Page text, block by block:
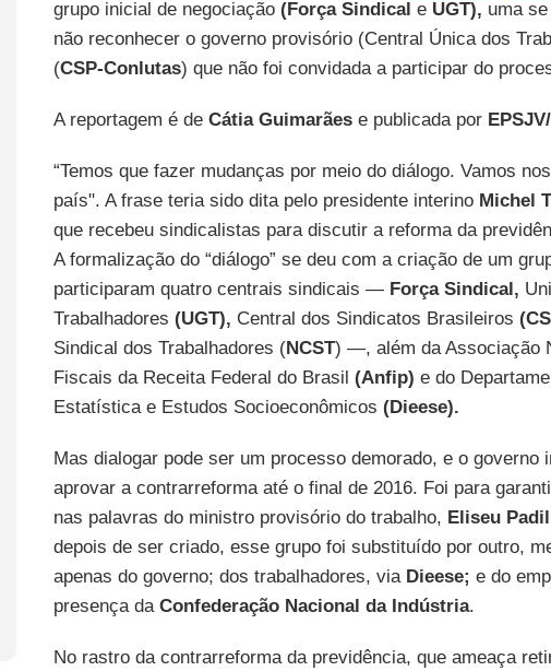
grupo inicial de negociação (Força Sindical e UGT), uma
não reconhecer o governo provisório (Central Única dos
(CSP-Conlutas) que não foi convidada a participar do
A reportagem é deCátia Guimarãese publicada por
“Temos que fazer mudanças por meio do diálogo. Vamos
país". A frase teria sido dita pelo presidente interino Michel
que recebeu sindicalistas para discutir a reforma da
A formalização do “diálogo” se deu com a criação de um
participaram quatro centrais sindicais — Força Sindical,
Trabalhadores (UGT), Central dos Sindicatos Brasileiros
Sindical dos Trabalhadores (NCST) —, além da Associação
Fiscais da Receita Federal do Brasil (Anfip) e do
Estatística e Estudos Socioeconômicos (Dieese).
Mas dialogar pode ser um processo demorado, e o governo
aprovar a contrarreforma até o final de 2016. Foi para
nas palavras do ministro provisório do trabalho, Eliseu
depois de ser criado, esse grupo foi substituído por outro,
apenas do governo; dos trabalhadores, via Dieese; e do
presença da Confederação Nacional da Indústria.
No rastro da contrarreforma da previdência, que ameaça